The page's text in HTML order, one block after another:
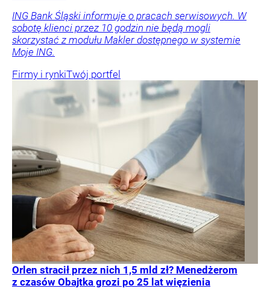
ING Bank Śląski informuje o pracach serwisowych. W
sobotę klienci przez 10 godzin nie będą mogli
skorzystać z modułu Makler dostępnego w systemie
Moje ING.
Firmy i rynkiTwój portfel
Orlen stracił przez nich 1,5 mld zł? Menedżerom
z czasów Obajtka grozi po 25 lat więzienia